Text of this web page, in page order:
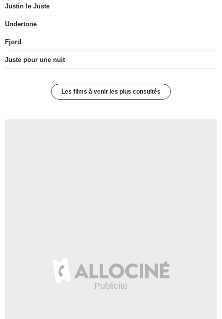
Justin le Juste
Undertone
Fjord
Juste pour une nuit
Les films à venir les plus consultés